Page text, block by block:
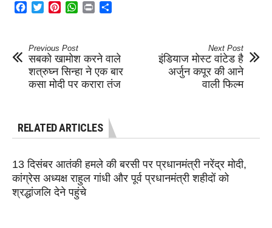
Facebook
TwitterPinterestWhatsApp
Print
Previous Post
सबको खामोश करने वाले
शत्रुघ्न सिन्हा ने एक बार
कसा मोदी पर करारा तंज
Next Post
इंडियाज मोस्ट वांटेड है
अर्जुन कपूर की आने
वाली फिल्म
RELATED ARTICLES
13 दिसंबर आतंकी हमले की बरसी पर प्रधानमंत्री नरेंद्र मोदी,
कांग्रेस अध्यक्ष राहुल गांधी और पूर्व प्रधानमंत्री शहीदों को
श्रद्धांजलि देने पहुंचे